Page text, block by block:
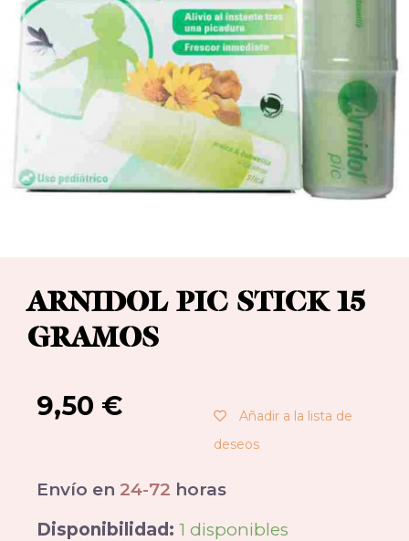
ARNIDOL PIC STICK 15
GRAMOS
9,50 €
Añadir a la lista de
deseos
Envío en 24-72 horas
Disponibilidad: 1 disponibles